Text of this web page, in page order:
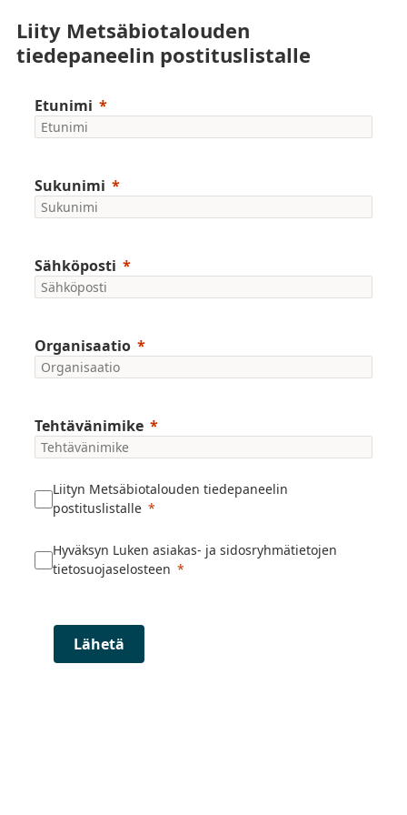
Liity Metsäbiotalouden
tiedepaneelin postituslistalle
Etunimi
Sukunimi
Sähköposti
Organisaatio
Tehtävänimike
Liityn Metsäbiotalouden tiedepaneelin
postituslistalle
Hyväksyn Luken asiakas- ja sidosryhmätietojen
tietosuojaselosteen
Lähetä